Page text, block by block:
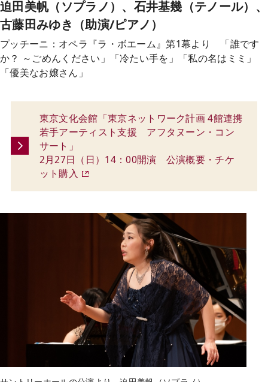
迫田美帆（ソプラノ）、石井基幾（テノール）、
古藤田みゆき（助演/ピアノ）
プッチーニ：オペラ『ラ・ボエーム』第1幕より 「誰です
か？ ～ごめんください」「冷たい手を」「私の名はミミ」
「優美なお嬢さん」
東京文化会館「東京ネットワーク計画 4館連携
若手アーティスト支援 アフタヌーン・コン
サート」
2月27日（日）14：00開演 公演概要・チケ
ット購入